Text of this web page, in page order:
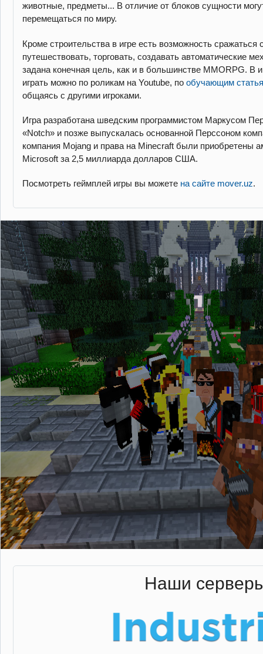
животные, предметы... В отличие от блоков сущности
перемещаться по миру.
Кроме строительства в игре есть возможность сражаться
путешествовать, торговать, создавать автоматические
задана конечная цель, как и в большинстве MMORPG. В
играть можно по роликам на Youtube, пообучающим
общаясь с другими игроками.
Игра разработана шведским программистом Маркусом
«Notch» и позже выпускалась основанной Перссоном
компания Mojang и права на Minecraft были приобретены
Microsoft за 2,5 миллиарда долларов США.
Посмотреть геймплей игры вы можете на сайте mover.uz.
Наши